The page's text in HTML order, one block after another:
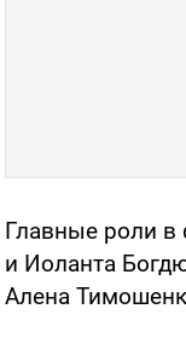
Главные роли
и Иоланта
Алена